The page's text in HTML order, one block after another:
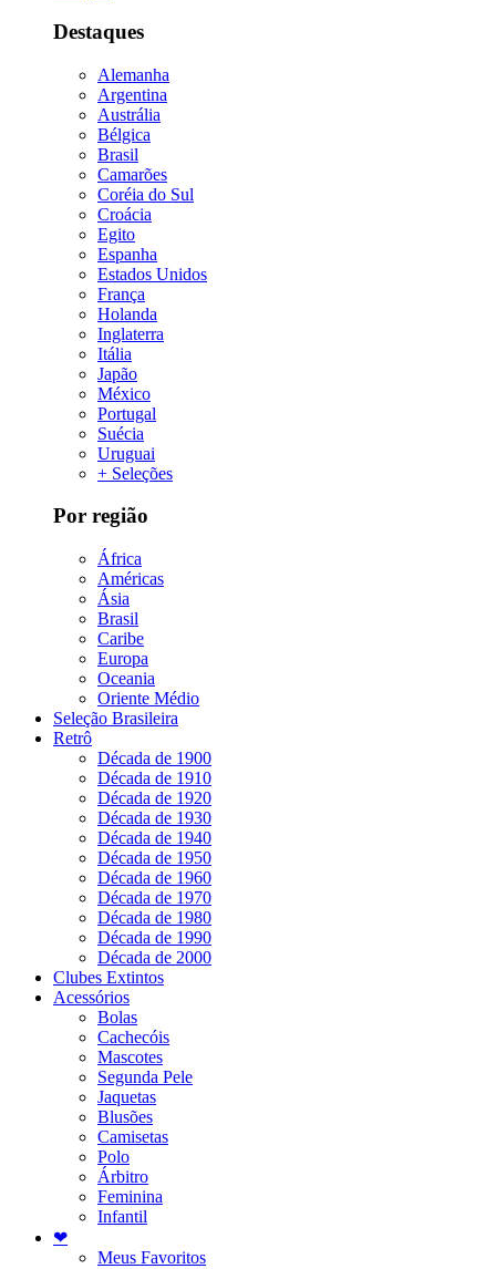
Destaques
Alemanha
Argentina
Austrália
Bélgica
Brasil
Camarões
Coréia do Sul
Croácia
Egito
Espanha
Estados Unidos
França
Holanda
Inglaterra
Itália
Japão
México
Portugal
Suécia
Uruguai
+ Seleções
Por região
África
Américas
Ásia
Brasil
Caribe
Europa
Oceania
Oriente Médio
Seleção Brasileira
Retrô
Década de 1900
Década de 1910
Década de 1920
Década de 1930
Década de 1940
Década de 1950
Década de 1960
Década de 1970
Década de 1980
Década de 1990
Década de 2000
Clubes Extintos
Acessórios
Bolas
Cachecóis
Mascotes
Segunda Pele
Jaquetas
Blusões
Camisetas
Polo
Árbitro
Feminina
Infantil
❤
Meus Favoritos